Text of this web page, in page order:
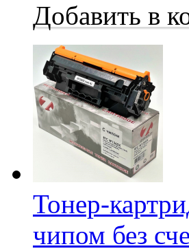
Добавить в
Тонер-
чипом без